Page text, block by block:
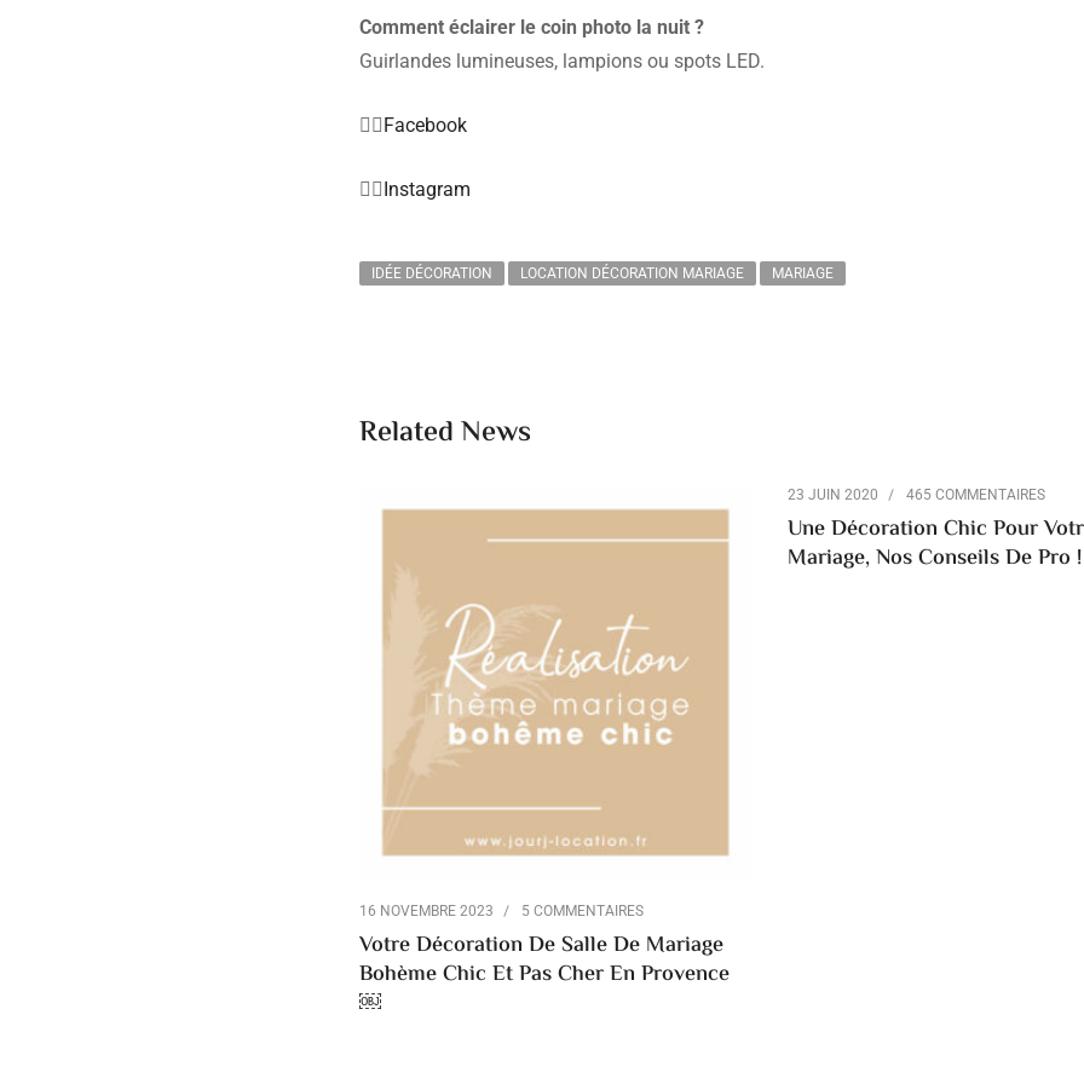
Comment éclairer le coin photo la nuit ?
Guirlandes lumineuses, lampions ou spots LED.
👉🏼Facebook
👉🏼Instagram
IDÉE DÉCORATION LOCATION DÉCORATION MARIAGE MARIAGE
Related News
16 NOVEMBRE 2023 5 COMMENTAIRES
Votre Décoration De Salle De Mariage
Bohème Chic Et Pas Cher En Provence
￼
23 JUIN 2020 465 COMMENTAIRES
Une Décoration Chic Pour
Mariage, Nos Conseils De Pro !